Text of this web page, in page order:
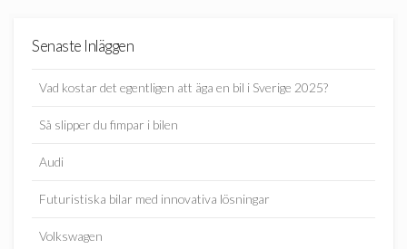
Senaste Inläggen
Vad kostar det egentligen att äga en bil i Sverige 2025?
Så slipper du fimpar i bilen
Audi
Futuristiska bilar med innovativa lösningar
Volkswagen